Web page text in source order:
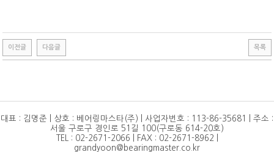
이전글 다음글 목록
대표 : 김명준 | 상호 : 베어링마스타(주) | 사업자번호 : 113-86-35681 | 주소 :
서울 구로구 경인로 51길 100(구로동 614-20호)
TEL : 02-2671-2066 | FAX : 02-2671-8962 |
grandyoon@bearingmaster.co.kr